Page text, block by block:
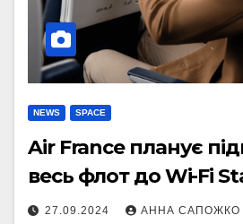
NEWS SPACE
Air France планує
весь флот до Wi-Fi
27.09.2024 АННА САПОЖКО